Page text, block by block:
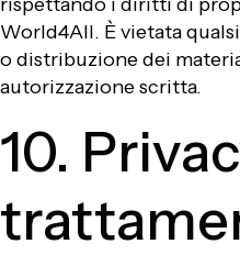
World4All. È vietata
o distribuzione dei
autorizzazione scritta.
10.